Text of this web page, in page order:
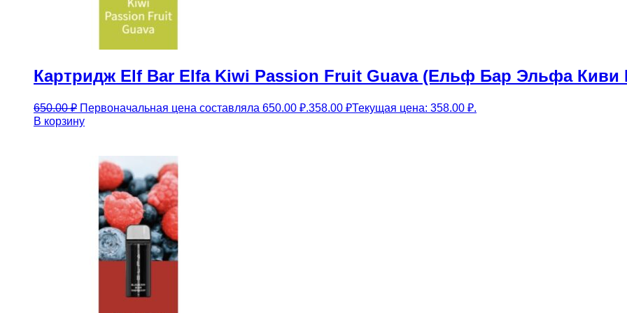
Картридж Elf Bar Elfa Kiwi Passion Fruit Guava (Ельф Бар Эльфа Киви
650.00₽ Первоначальная цена составляла 650.00 ₽.358.00 ₽Текущая цена: 358.00 ₽.
В корзину